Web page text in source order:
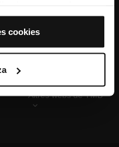
de cada tipologia de
has de fer
Així, s’instal·laran
que hagis seleccionat
recordar les teves
i milloren la teva
cookies
Altres webs de TMB